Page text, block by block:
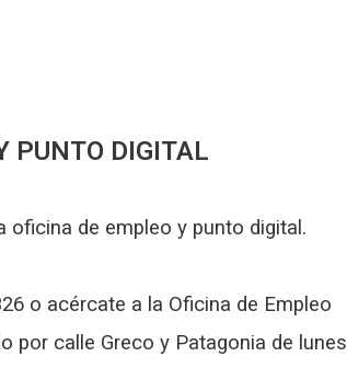
PUNTO DIGITAL
de empleo y punto digital.
o acércate a la Oficina de Empleo
por calle Greco y Patagonia de lunes